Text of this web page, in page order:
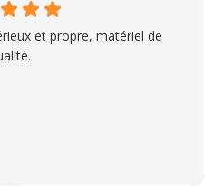
et propre, matériel de